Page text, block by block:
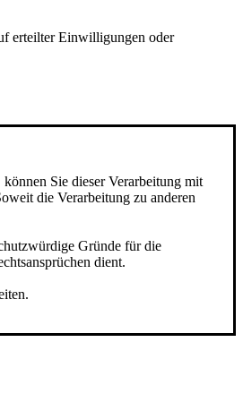
erteilter Einwilligungen oder
Sie dieser Verarbeitung mit
die Verarbeitung zu anderen
Gründe für die
dient.